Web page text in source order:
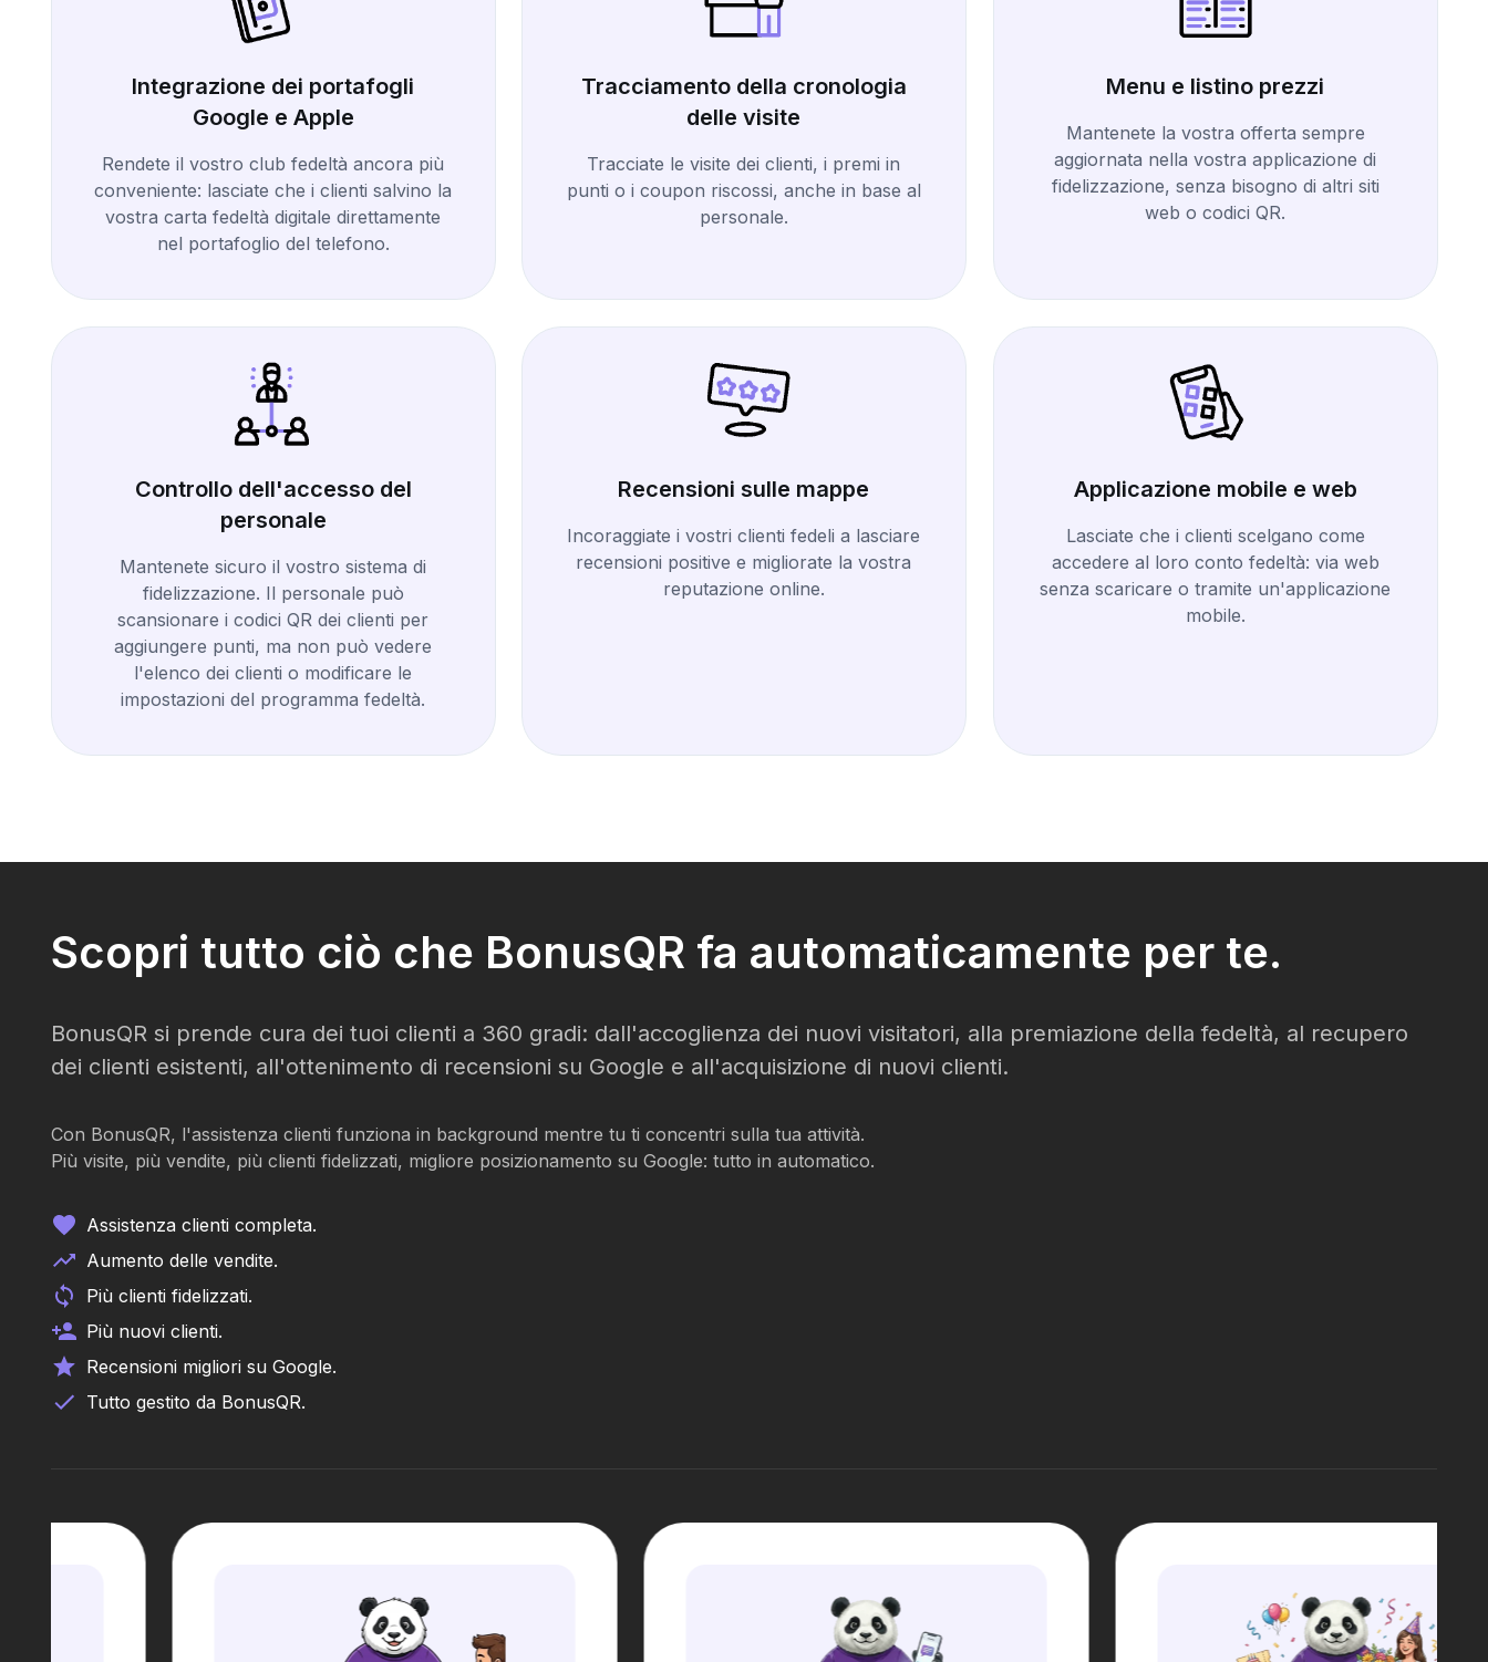
Integrazione dei portafogli
Google e Apple
Rendete il vostro club fedeltà ancora più
conveniente: lasciate che i clienti salvino la
vostra carta fedeltà digitale direttamente
nel portafoglio del telefono.
Tracciamento della cronologia
delle visite
Tracciate le visite dei clienti, i premi in
punti o i coupon riscossi, anche in base al
personale.
Menu e listino prezzi
Mantenete la vostra offerta sempre
aggiornata nella vostra applicazione di
fidelizzazione, senza bisogno di altri siti
web o codici QR.
Controllo dell'accesso del
personale
Mantenete sicuro il vostro sistema di
fidelizzazione. Il personale può
scansionare i codici QR dei clienti per
aggiungere punti, ma non può vedere
l'elenco dei clienti o modificare le
impostazioni del programma fedeltà.
Recensioni sulle mappe
Incoraggiate i vostri clienti fedeli a lasciare
recensioni positive e migliorate la vostra
reputazione online.
Applicazione mobile e web
Lasciate che i clienti scelgano come
accedere al loro conto fedeltà: via web
senza scaricare o tramite un'applicazione
mobile.
Scopri tutto ciò che BonusQR fa automaticamente per te.
BonusQR si prende cura dei tuoi clienti a 360 gradi: dall'accoglienza dei nuovi visitatori, alla premiazione della fedeltà, al recupero
dei clienti esistenti, all'ottenimento di recensioni su Google e all'acquisizione di nuovi clienti.
Con BonusQR, l'assistenza clienti funziona in background mentre tu ti concentri sulla tua attività.
Più visite, più vendite, più clienti fidelizzati, migliore posizionamento su Google: tutto in automatico.
Assistenza clienti completa.
Aumento delle vendite.
Più clienti fidelizzati.
Più nuovi clienti.
Recensioni migliori su Google.
Tutto gestito da BonusQR.